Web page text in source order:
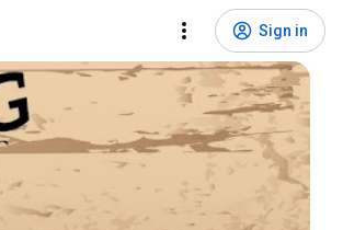
Sign in